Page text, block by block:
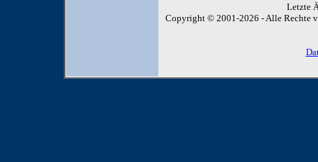
Letzte
Copyright © 2001-2026 - Alle Rechte